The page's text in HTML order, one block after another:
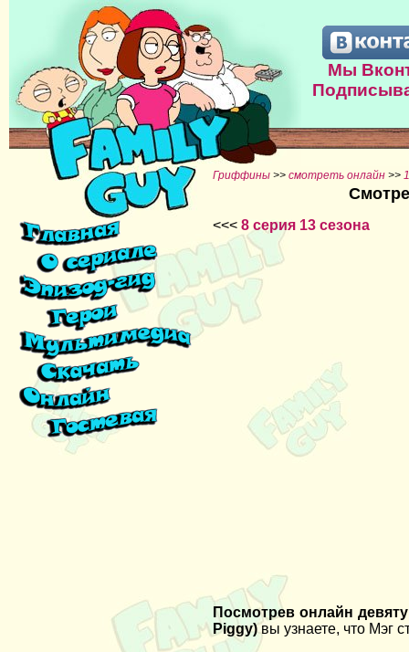
Мы
Гриффины >> смотреть онлайн >>
<<< 8 серия 13 сезона
Посмотрев онлайн
Piggy)вы узнаете, что Мэг